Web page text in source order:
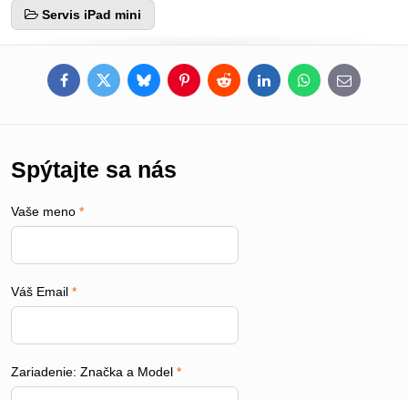
Servis iPad mini
FacebookTwitterBlueskyPinterestRedditLinkedInWhatsApp
E-
mail
Spýtajte sa nás
Vaše meno *
Váš Email *
Zariadenie: Značka a Model *